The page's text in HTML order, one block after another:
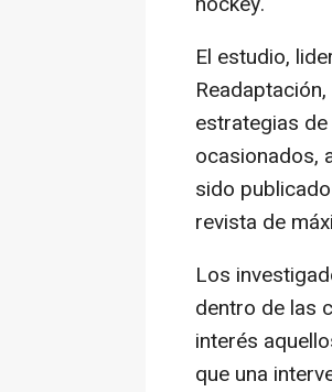
El estudio,
estrategias
ocasionados,
sido
revista de
Los
dentro de las
interés
que una